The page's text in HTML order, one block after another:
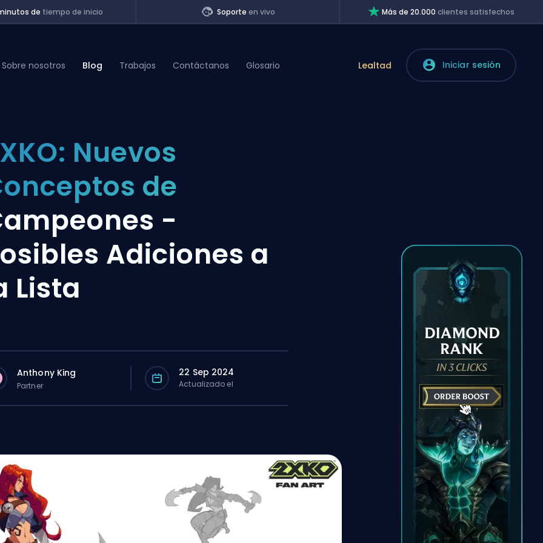
de tiempo de inicio Soporteen vivo Más de 20.000clientes satisfechos
Sobre nosotros Blog Trabajos Contáctanos Glosario Lealtad Iniciar sesión
Nuevos
de
-
Adiciones a
Lista
Anthony King
Partner
22 Sep 2024
Actualizado el